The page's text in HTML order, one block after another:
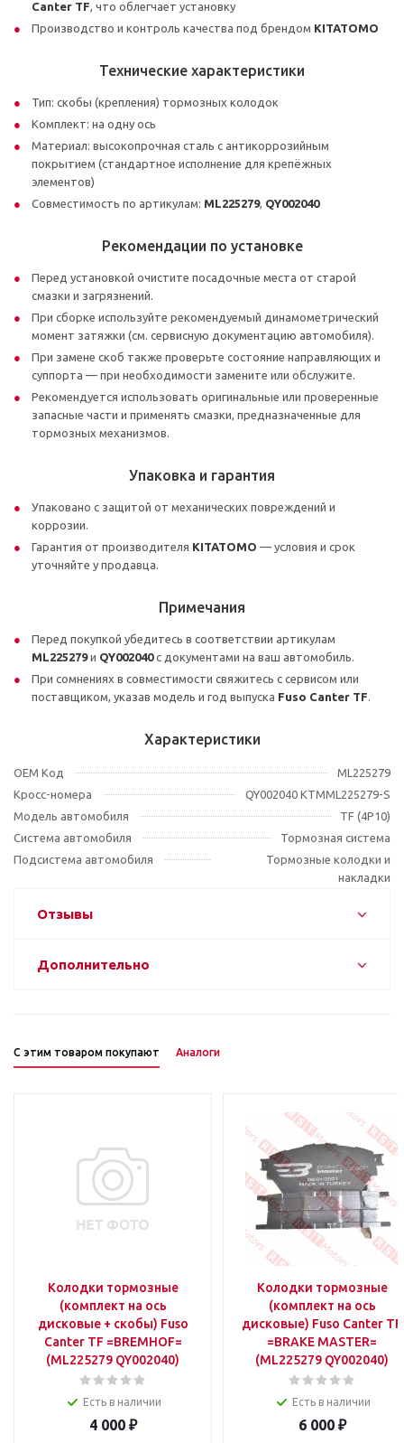
Canter TF , что облегчает установку
Производство и контроль качества под брендом KITATOMO
Технические характеристики
Тип: скобы (крепления) тормозных колодок
Комплект: на одну ось
Материал: высокопрочная сталь с антикоррозийным
покрытием (стандартное исполнение для крепёжных
элементов)
Совместимость по артикулам: ML225279, QY002040
Рекомендации по установке
Перед установкой очистите посадочные места от старой
смазки и загрязнений.
При сборке используйте рекомендуемый динамометрический
момент затяжки (см. сервисную документацию автомобиля).
При замене скоб также проверьте состояние направляющих и
суппорта — при необходимости замените или обслужите.
Рекомендуется использовать оригинальные или проверенные
запасные части и применять смазки, предназначенные для
тормозных механизмов.
Упаковка и гарантия
Упаковано с защитой от механических повреждений и
коррозии.
Гарантия от производителя KITATOMO — условия и срок
уточняйте у продавца.
Примечания
Перед покупкой убедитесь в соответствии артикулам
ML225279и QY002040с документами на ваш автомобиль.
При сомнениях в совместимости свяжитесь с сервисом или
поставщиком, указав модель и год выпуска Fuso Canter TF
Характеристики
OEM Код
ML225279
Кросс-номера
QY002040 KTMML225279-S
Модель автомобиля
TF (4P10)
Система автомобиля
Тормозная система
Подсистема автомобиля
Тормозные колодки и
накладки
Отзывы
Дополнительно
С этим товаром покупают Аналоги
Колодки тормозные
(комплект на ось
дисковые + скобы) Fuso
Canter TF =BREMHOF=
(ML225279 QY002040)
Есть в наличии
4 000₽
Колодки тормозные
(комплект на ось
дисковые) Fuso Canter TF
=BRAKE MASTER=
(ML225279 QY002040)
Есть в наличии
6 000₽